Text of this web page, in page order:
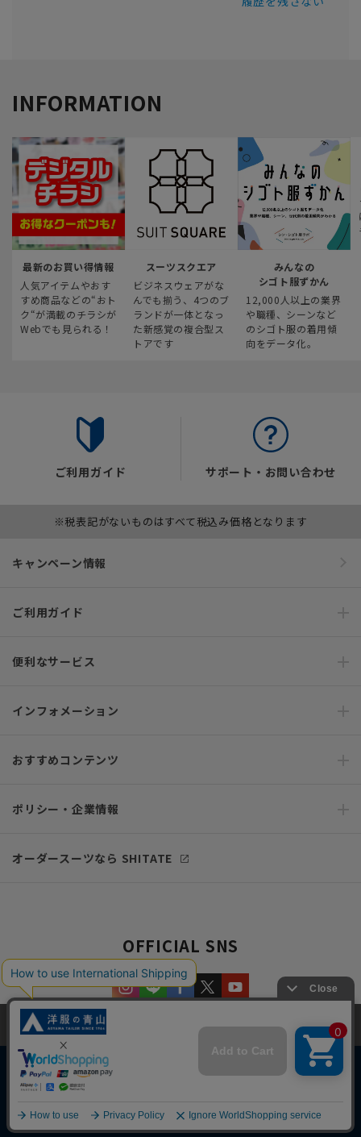
INFORMATION
最新のお買い得情報
人気アイテムやおす
すめ商品などの“おト
ク“が満載のチラシが
Webでも見られる！
スーツスクエア
ビジネスウェアがな
んでも揃う、4つのブ
ランドが一体となっ
た新感覚の複合型ス
トアです
みんなの
シゴト服ずかん
12,000人以上の業界
や職種、シーンなど
のシゴト服の着用傾
向をデータ化。
ご利用ガイド サポート・お問い合わせ
※税表記がないものはすべて税込み価格となります
キャンペーン情報
ご利用ガイド
便利なサービス
インフォメーション
おすすめコンテンツ
ポリシー・企業情報
オーダースーツなら SHITATE
OFFICIAL SNS
Copyright © AOYAMA TRADING Co.,Ltd. All Rights Reserved
当サイトでは、快適な閲覧体験とコンテンツ改善のためにCookieを使用
しています。閲覧を続けることで、Cookieの使用に同意したものとみな
します。詳細については
同意して閉じる